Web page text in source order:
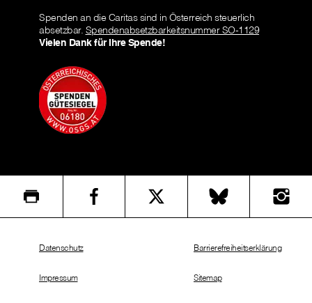
Spenden an die Caritas sind in Österreich steuerlich
absetzbar. Spendenabsetzbarkeitsnummer SO-1129
Vielen Dank für Ihre Spende!
Datenschutz
Impressum
Barrierefreiheitserklärung
Sitemap